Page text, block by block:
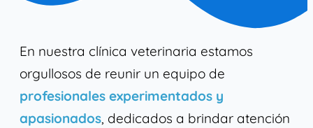
En nuestra clínica veterinaria estamos
orgullosos de reunir un equipo de
profesionales experimentados y
apasionados, dedicados a brindar atención